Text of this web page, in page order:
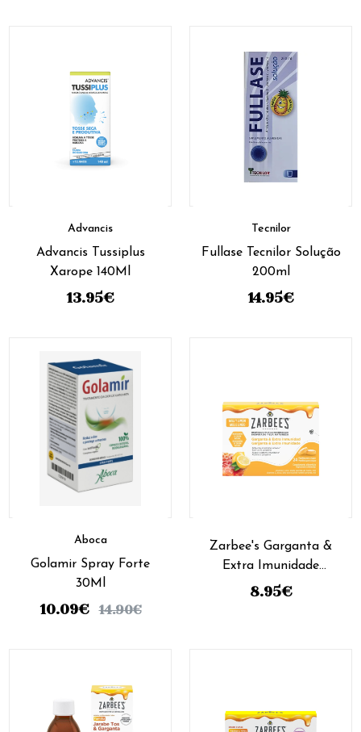
Advancis
Advancis Tussiplus
Xarope 140Ml
13.95€
Tecnilor
Fullase Tecnilor Solução
200ml
14.95€
Aboca
Golamir Spray Forte
30Ml
10.09€ 14.90€
Zarbee's Garganta &
Extra Imunidade
Mel/Limão (x24
8.95€